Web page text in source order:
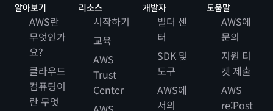
알아보기
AWS란
무엇인가
요?
클라우드
컴퓨팅이
란 무엇
리소스
시작하기
교육
AWS
Trust
Center
개발자
빌더 센
터
SDK 및
도구
AWS에
서의
도움말
AWS에
문의
지원 티
켓 제출
AWS
re:Post